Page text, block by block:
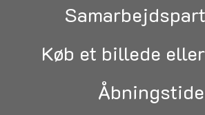
Køb et billede